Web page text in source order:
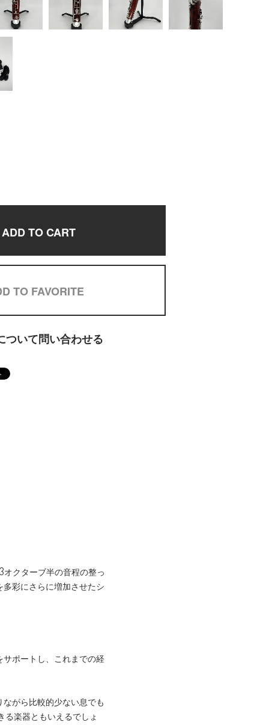
ADD TO CART
TO FAVORITE
ついて問い合わせる
クターブ半の音程の整っ
彩にさらに増加させたシ
ポートし、これまでの経
がら比較的少ない息でも
楽器ともいえるでしょ